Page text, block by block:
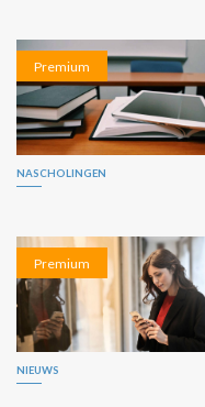
Premium
NASCHOLINGEN
Premium
NIEUWS